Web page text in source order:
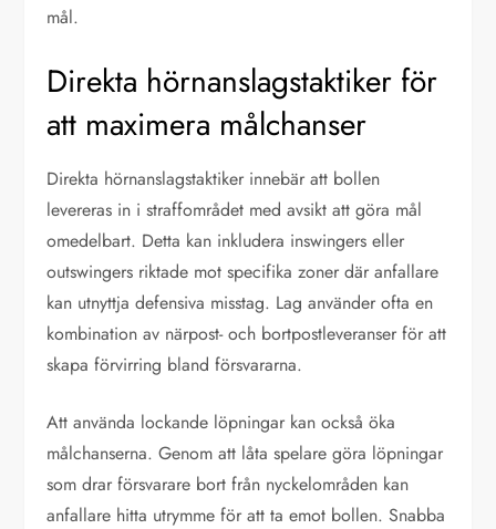
mål.
Direkta hörnanslagstaktiker för
att maximera målchanser
Direkta hörnanslagstaktiker innebär att bollen
levereras in i straffområdet med avsikt att göra mål
omedelbart. Detta kan inkludera inswingers eller
outswingers riktade mot specifika zoner där anfallare
kan utnyttja defensiva misstag. Lag använder ofta en
kombination av närpost- och bortpostleveranser för att
skapa förvirring bland försvararna.
Att använda lockande löpningar kan också öka
målchanserna. Genom att låta spelare göra löpningar
som drar försvarare bort från nyckelområden kan
anfallare hitta utrymme för att ta emot bollen. Snabba